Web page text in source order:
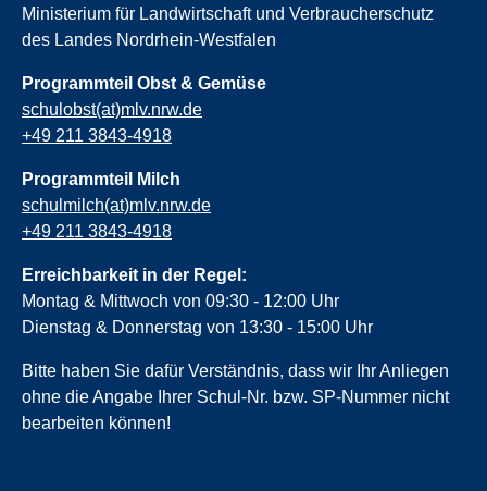
Ministerium für Landwirtschaft und Verbraucherschutz
des Landes Nordrhein-Westfalen
Programmteil Obst & Gemüse
schulobst(at)mlv.nrw.de
+49 211 3843-4918
Programmteil Milch
schulmilch(at)mlv.nrw.de
+49 211 3843-4918
Erreichbarkeit in der Regel:
Montag & Mittwoch von 09:30 - 12:00 Uhr
Dienstag & Donnerstag von 13:30 - 15:00 Uhr
Bitte haben Sie dafür Verständnis, dass wir Ihr Anliegen
ohne die Angabe Ihrer Schul-Nr. bzw. SP-Nummer nicht
bearbeiten können!